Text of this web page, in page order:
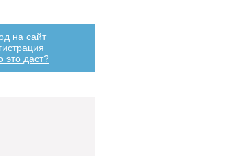
на сайт
это даст?